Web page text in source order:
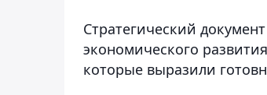
Стратегический
экономического
которые выразили